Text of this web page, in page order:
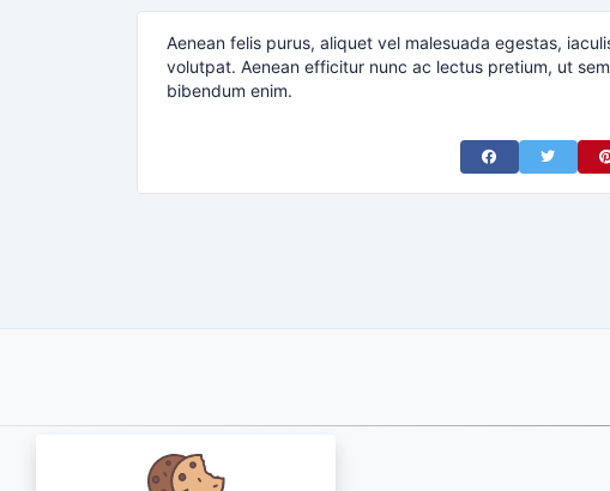
Aenean felis purus, aliquet vel malesuada egestas,
volutpat. Aenean efficitur nunc ac lectus pretium, ut
bibendum enim.
Share onShare